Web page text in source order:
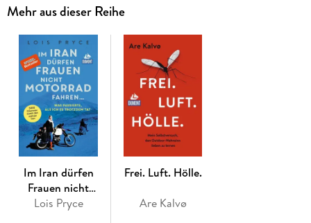
Inhaltsverzeichnis
INHALT
Prolog
DEUTSCHLAND
POLEN & UKRAINE
RUSSLAND
KASACHSTAN
KIRGISTAN
TADSCHIKISTAN
USBEKISTAN & TURKMENISTAN
IRAN
TÜRKEI
Mehr aus dieser Reihe
Im Iran dürfen
Frauen nicht
Motorrad fahren ...
Lois Pryce
Frei. Luft. Hölle.
Are Kalvø